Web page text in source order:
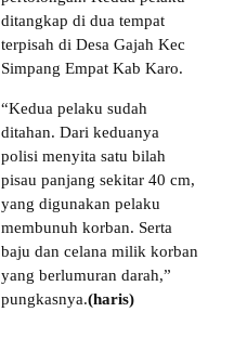
ditangkap di dua tempat
terpisah di Desa Gajah Kec
Simpang Empat Kab Karo.
“Kedua pelaku sudah
ditahan. Dari keduanya
polisi menyita satu bilah
pisau panjang sekitar 40 cm,
yang digunakan pelaku
membunuh korban. Serta
baju dan celana milik korban
yang berlumuran darah,”
pungkasnya.(haris)